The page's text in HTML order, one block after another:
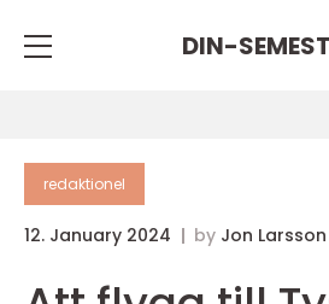
DIN-
redaktionel
12. January 2024 by Jon Larsson